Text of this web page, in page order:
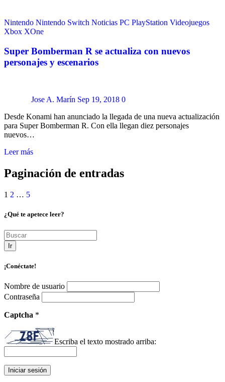
Nintendo Nintendo Switch Noticias PC PlayStation Videojuegos
Xbox XOne
Super Bomberman R se actualiza con nuevos
personajes y escenarios
Jose A. Marín Sep 19, 2018 0
Desde Konami han anunciado la llegada de una nueva actualización
para Super Bomberman R. Con ella llegan diez personajes
nuevos…
Leer más
Paginación de entradas
1 2 … 5
¿Qué te apetece leer?
Ir
¡Conéctate!
Nombre de usuario
Contraseña
Captcha *
Escriba el texto mostrado arriba: